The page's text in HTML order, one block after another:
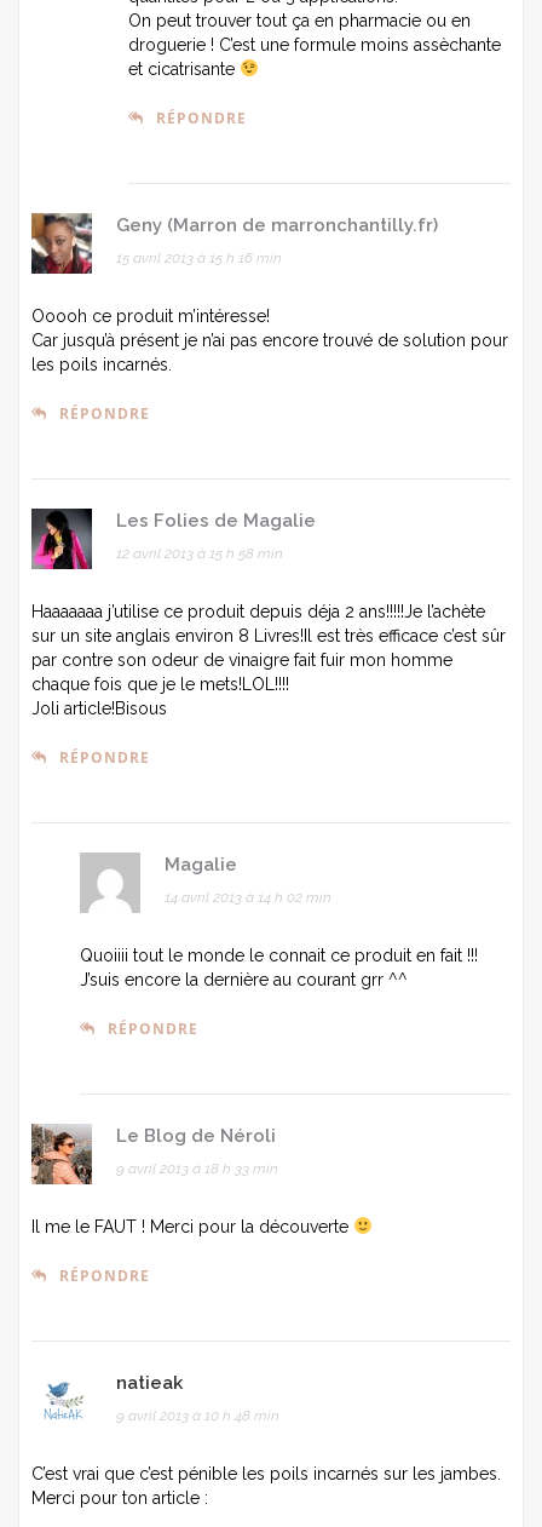
On peut trouver tout ça en pharmacie ou en
droguerie ! C’est une formule moins assèchante
et cicatrisante
RÉPONDRE
Geny (Marron de marronchantilly.fr)
15 avril 2013 à 15 h 16 min
Ooooh ce produit m’intéresse!
Car jusqu’à présent je n’ai pas encore trouvé de solution pour
les poils incarnés.
RÉPONDRE
Les Folies de Magalie
12 avril 2013 à 15 h 58 min
Haaaaaaa j’utilise ce produit depuis déja 2 ans!!!!!Je l’achète
sur un site anglais environ 8 Livres!Il est très efficace c’est sûr
par contre son odeur de vinaigre fait fuir mon homme
chaque fois que je le mets!LOL!!!!
Joli article!Bisous
RÉPONDRE
Magalie
14 avril 2013 à 14 h 02 min
Quoiiii tout le monde le connait ce produit en fait !!!
J’suis encore la dernière au courant grr ^^
RÉPONDRE
Le Blog de Néroli
9 avril 2013 à 18 h 33 min
Il me le FAUT ! Merci pour la découverte
RÉPONDRE
natieak
9 avril 2013 à 10 h 48 min
C’est vrai que c’est pénible les poils incarnés sur les jambes.
Merci pour ton article :